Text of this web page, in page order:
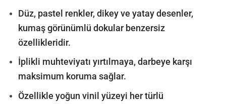
Düz, pastel renkler, dikey ve yatay desenler,
kumaş görünümlü dokular benzersiz
özellikleridir.
İplikli muhteviyatı yırtılmaya, darbeye karşı
maksimum koruma sağlar.
Özellikle yoğun vinil yüzeyi her türlü